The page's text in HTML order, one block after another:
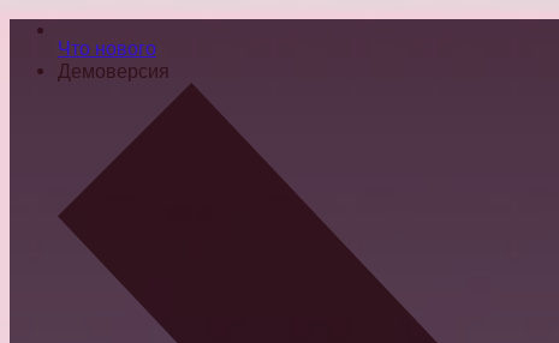
Что нового
Демоверсия